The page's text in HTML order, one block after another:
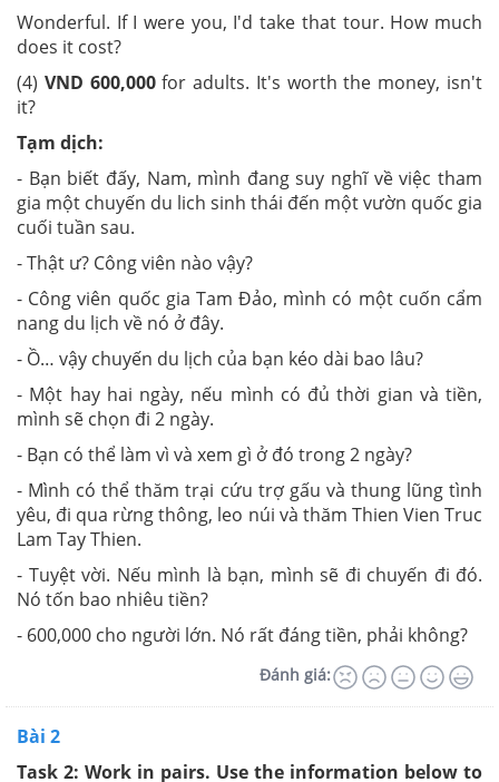
Wonderful. If I were you, I'd take that tour. How much
does it cost?
(4) VND 600,000for adults. It's worth the money, isn't
it?
Tạm dịch:
- Bạn biết đấy, Nam, mình đang suy nghĩ về việc tham
gia một chuyến du lich sinh thái đến một vườn quốc gia
cuối tuần sau.
- Thật ư? Công viên nào vậy?
- Công viên quốc gia Tam Đảo, mình có một cuốn cẩm
nang du lịch về nó ở đây.
- Ồ… vậy chuyến du lịch của bạn kéo dài bao lâu?
- Một hay hai ngày, nếu mình có đủ thời gian và tiền,
mình sẽ chọn đi 2 ngày.
- Bạn có thể làm vì và xem gì ở đó trong 2 ngày?
- Mình có thể thăm trại cứu trợ gấu và thung lũng tình
yêu, đi qua rừng thông, leo núi và thăm Thien Vien Truc
Lam Tay Thien.
- Tuyệt vời. Nếu mình là bạn, mình sẽ đi chuyến đi đó.
Nó tốn bao nhiêu tiền?
- 600,000 cho người lớn. Nó rất đáng tiền, phải không?
Đánh giá:
Bài 2
Task 2: Work in pairs. Use the information below to